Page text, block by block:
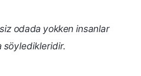
odada yokken insanlar
söyledikleridir.